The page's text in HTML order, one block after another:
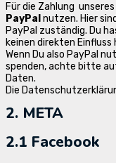
Für die Zahlung
PayPal nutzen. Hier
PayPal zuständig. Du
keinen direkten
Wenn Du also PayPal
spenden, achte bitte
Daten.
Die
2. META
2.1 Facebook